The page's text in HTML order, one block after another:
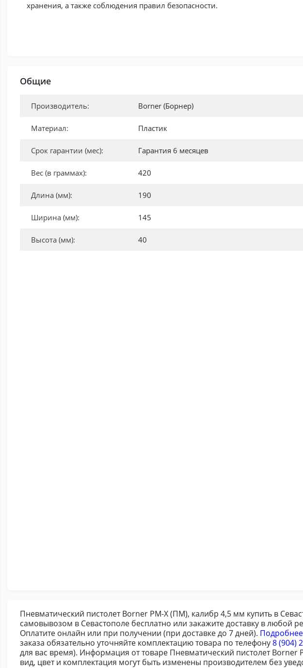
хранения, а также соблюдения правил безопасности.
Общие
Производитель: Borner (Борнер)
Материал: Пластик
Срок гарантии (мес): Гарантия 6 месяцев
Вес (в граммах): 420
Длина (мм): 190
Ширина (мм): 145
Высота (мм): 40
Пневматический пистолет Borner PM-X (ПМ), калибр 4,5 мм купить в
самовывозом в Севастополе бесплатно или закажите доставку в
Оплатите онлайн или при получении (при доставке до 7 дней).
заказа обязательно уточняйте комплектацию товара по телефону8 (904)
для вас время). Информация от товаре Пневматический пистолет
вид, цвет и комплектация могут быть изменены производителем без